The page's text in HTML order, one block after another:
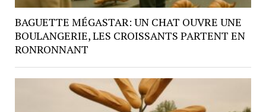
BAGUETTE MÉGASTAR: UN CHAT OUVRE UNE
BOULANGERIE, LES CROISSANTS PARTENT EN
RONRONNANT